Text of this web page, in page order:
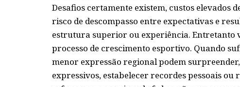
Desafios certamente existem, custos elevados
risco de descompasso entre expectativas e
estrutura superior ou experiência. Entretanto
processo de crescimento esportivo. Quando
menor expressão regional podem
expressivos, estabelecer recordes pessoais ou